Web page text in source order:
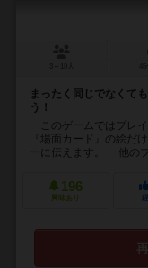
まったく同じでなくて
う！
このゲームではプレ
『場面カード』の絵だ
ーに伝えます。 他のプ
196
興味あり